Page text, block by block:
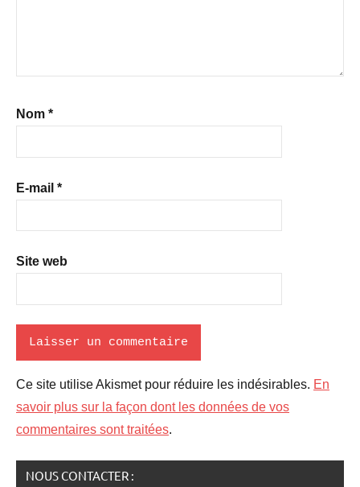
Nom *
E-mail *
Site web
Ce site utilise Akismet pour réduire les indésirables. En
savoir plus sur la façon dont les données de vos
commentaires sont traitées.
NOUS CONTACTER :